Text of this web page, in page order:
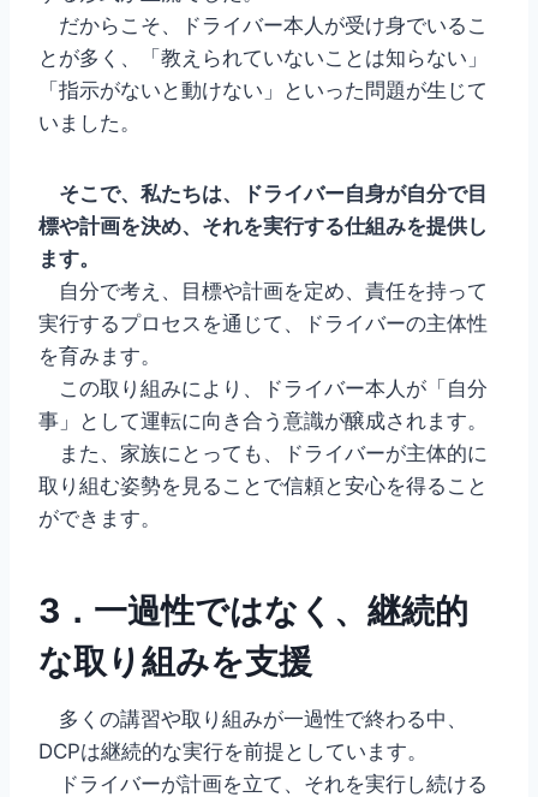
だからこそ、ドライバー本人が受け身でいるこ
とが多く、「教えられていないことは知らない」
「指示がないと動けない」といった問題が生じて
いました。
そこで、私たちは、ドライバー自身が自分で目
標や計画を決め、それを実行する仕組みを提供し
ます。
自分で考え、目標や計画を定め、責任を持って
実行するプロセスを通じて、ドライバーの主体性
を育みます。
この取り組みにより、ドライバー本人が「自分
事」として運転に向き合う意識が醸成されます。
また、家族にとっても、ドライバーが主体的に
取り組む姿勢を見ることで信頼と安心を得ること
ができます。
3．一過性ではなく、継続的
な取り組みを支援
多くの講習や取り組みが一過性で終わる中、
DCPは継続的な実行を前提としています。
ドライバーが計画を立て、それを実行し続ける